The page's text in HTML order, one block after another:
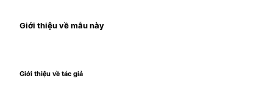
Giới thiệu về mẫu này
Giới thiệu về tác giả